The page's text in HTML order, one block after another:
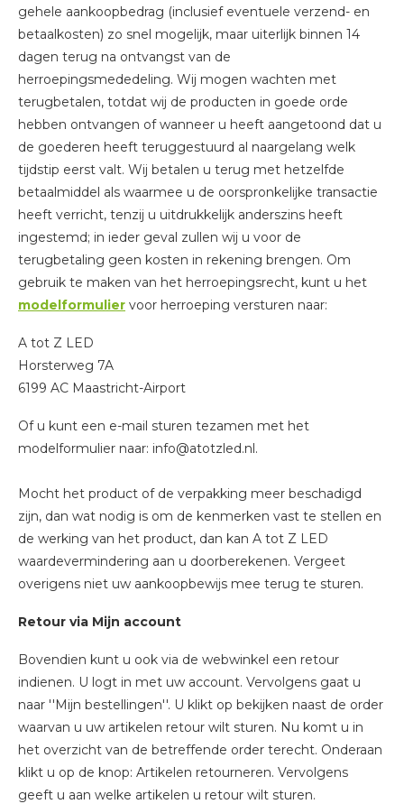
gehele aankoopbedrag (inclusief eventuele verzend- en
betaalkosten) zo snel mogelijk, maar uiterlijk binnen 14
dagen terug na ontvangst van de
herroepingsmededeling. Wij mogen wachten met
terugbetalen, totdat wij de producten in goede orde
hebben ontvangen of wanneer u heeft aangetoond dat u
de goederen heeft teruggestuurd al naargelang welk
tijdstip eerst valt. Wij betalen u terug met hetzelfde
betaalmiddel als waarmee u de oorspronkelijke transactie
heeft verricht, tenzij u uitdrukkelijk anderszins heeft
ingestemd; in ieder geval zullen wij u voor de
terugbetaling geen kosten in rekening brengen. Om
gebruik te maken van het herroepingsrecht, kunt u het
modelformulier voor herroeping versturen naar:
A tot Z LED
Horsterweg 7A
6199 AC Maastricht-Airport
Of u kunt een e-mail sturen tezamen met het
modelformulier naar: info@atotzled.nl.
Mocht het product of de verpakking meer beschadigd
zijn, dan wat nodig is om de kenmerken vast te stellen en
de werking van het product, dan kan A tot Z LED
waardevermindering aan u doorberekenen. Vergeet
overigens niet uw aankoopbewijs mee terug te sturen.
Retour via Mijn account
Bovendien kunt u ook via de webwinkel een retour
indienen. U logt in met uw account. Vervolgens gaat u
naar ''Mijn bestellingen''. U klikt op bekijken naast de order
waarvan u uw artikelen retour wilt sturen. Nu komt u in
het overzicht van de betreffende order terecht. Onderaan
klikt u op de knop: Artikelen retourneren. Vervolgens
geeft u aan welke artikelen u retour wilt sturen.